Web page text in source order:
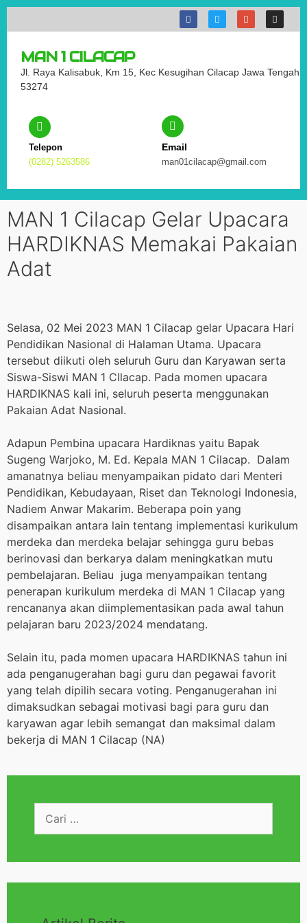
MAN 1 CILACAP
Jl. Raya Kalisabuk, Km 15, Kec Kesugihan Cilacap Jawa Tengah
53274
Telepon
(0282) 5263586
Email
man01cilacap@gmail.com
MAN 1 Cilacap Gelar Upacara
HARDIKNAS Memakai Pakaian
Adat
Selasa, 02 Mei 2023 MAN 1 Cilacap gelar Upacara Hari
Pendidikan Nasional di Halaman Utama. Upacara
tersebut diikuti oleh seluruh Guru dan Karyawan serta
Siswa-Siswi MAN 1 CIlacap. Pada momen upacara
HARDIKNAS kali ini, seluruh peserta menggunakan
Pakaian Adat Nasional.
Adapun Pembina upacara Hardiknas yaitu Bapak
Sugeng Warjoko, M. Ed. Kepala MAN 1 Cilacap. Dalam
amanatnya beliau menyampaikan pidato dari Menteri
Pendidikan, Kebudayaan, Riset dan Teknologi Indonesia,
Nadiem Anwar Makarim. Beberapa poin yang
disampaikan antara lain tentang implementasi kurikulum
merdeka dan merdeka belajar sehingga guru bebas
berinovasi dan berkarya dalam meningkatkan mutu
pembelajaran. Beliau juga menyampaikan tentang
penerapan kurikulum merdeka di MAN 1 Cilacap yang
rencananya akan diimplementasikan pada awal tahun
pelajaran baru 2023/2024 mendatang.
Selain itu, pada momen upacara HARDIKNAS tahun ini
ada penganugerahan bagi guru dan pegawai favorit
yang telah dipilih secara voting. Penganugerahan ini
dimaksudkan sebagai motivasi bagi para guru dan
karyawan agar lebih semangat dan maksimal dalam
bekerja di MAN 1 Cilacap (NA)